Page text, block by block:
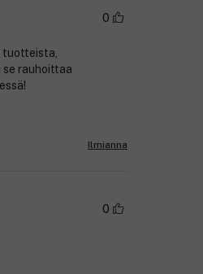
0
tuotteista,
se rauhoittaa
Ilmianna
0